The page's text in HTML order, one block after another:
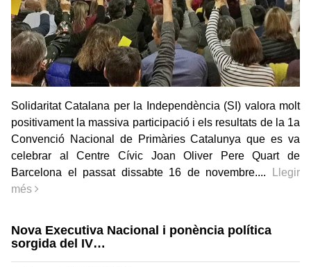
Solidaritat Catalana per la Independència (SI) valora molt
positivament la massiva participació i els resultats de la 1a
Convenció Nacional de Primàries Catalunya que es va
celebrar al Centre Cívic Joan Oliver Pere Quart de
Barcelona el passat dissabte 16 de novembre....
Llegir
més
Nova Executiva Nacional i ponència política
sorgida del IV…